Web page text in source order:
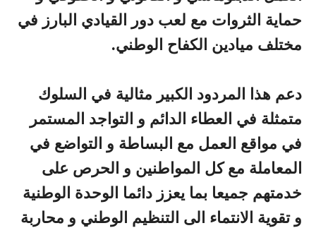
حماية الثروات مع لعب دور القيادي البارز في
مختلف ميادين الكفاح الوطني.
دعم هذا المردود الكبير مثالية في السلوك
متمثلة في العطاء الدائم و التواجد المستمر
في مواقع العمل مع البساطة و التواضع في
المعاملة مع كل المواطنين و الحرص على
خدمتهم جميعا بما يعزز دائما الوحدة الوطنية
و تقوية الانتماء الى التنظيم الوطني و محاربة